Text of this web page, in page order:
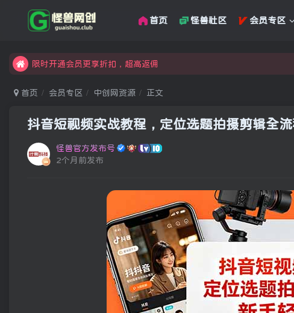
首页 怪兽社区 会员专区
汇集各领域的创新者、创业者和副业经营者，共同探索创业和创新的未
限时开通会员更享折扣，超高返佣
首页 会员专区 中创网资源 正文
抖音短视频实战教程，定位选题拍摄剪辑全
怪兽官方发布号
2个月前发布